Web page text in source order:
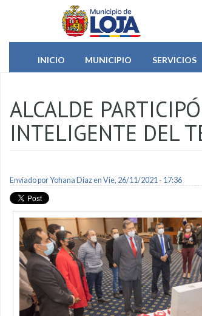
Pasar al contenido principal
INICIO
MUNICIPIO SERVICIOS
ALCALDE
INTELIGENTE DEL
Enviado porYohana Diazen Vie, 26/11/2021 - 17:36